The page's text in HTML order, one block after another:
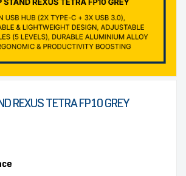
REXUS TETRA FP10 GREY